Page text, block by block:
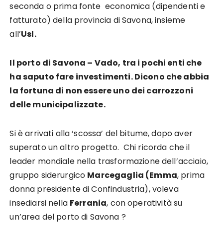
seconda o prima fonte economica (dipendenti e
fatturato) della provincia di Savona, insieme
all’Usl.
Il porto di Savona – Vado, tra i pochi enti che
ha saputo fare investimenti. Dicono che abbia
la fortuna di non essere uno dei carrozzoni
delle municipalizzate.
Si è arrivati alla ‘scossa’ del bitume, dopo aver
superato un altro progetto. Chi ricorda che il
leader mondiale nella trasformazione dell’acciaio,
gruppo siderurgico Marcegaglia (Emma, prima
donna presidente di Confindustria), voleva
insediarsi nella Ferrania, con operatività su
un’area del porto di Savona ?